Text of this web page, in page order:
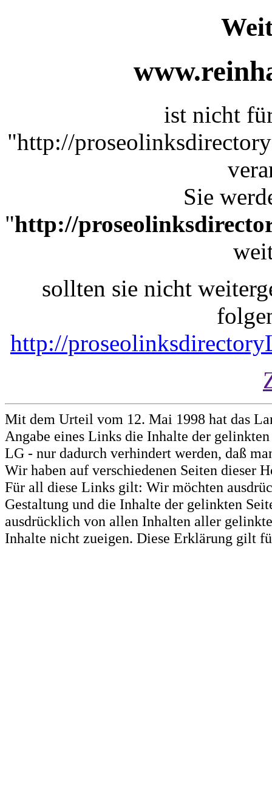
ist nicht
"http://
Sie
"http://
sollten sie nicht
http://
Mit dem Urteil vom 12. Mai 1998 hat das
Angabe eines Links die Inhalte der
LG - nur dadurch verhindert werden, daß
Wir haben auf verschiedenen Seiten dieser
Für all diese Links gilt: Wir möchten
Gestaltung und die Inhalte der gelinkten
ausdrücklich von allen Inhalten aller
Inhalte nicht zueigen. Diese Erklärung gilt